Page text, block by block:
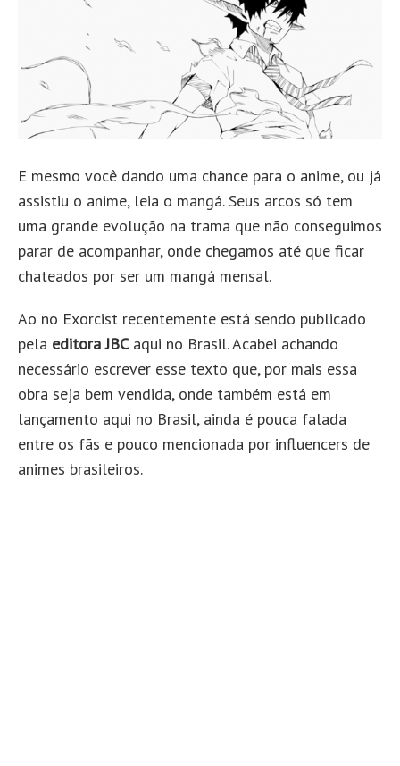
E mesmo você dando uma chance para o anime, ou já
assistiu o anime, leia o mangá. Seus arcos só tem
uma grande evolução na trama que não conseguimos
parar de acompanhar, onde chegamos até que ficar
chateados por ser um mangá mensal.
Ao no Exorcist recentemente está sendo publicado
pela editora JBCaqui no Brasil. Acabei achando
necessário escrever esse texto que, por mais essa
obra seja bem vendida, onde também está em
lançamento aqui no Brasil, ainda é pouca falada
entre os fãs e pouco mencionada por influencers de
animes brasileiros.